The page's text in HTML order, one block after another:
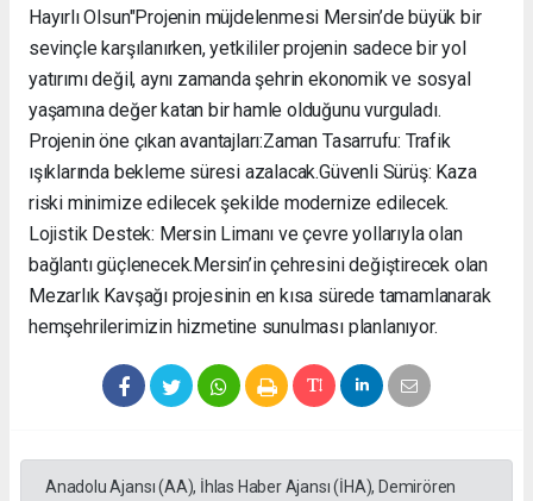
Hayırlı Olsun" ​Projenin müjdelenmesi Mersin’de büyük bir
sevinçle karşılanırken, yetkililer projenin sadece bir yol
yatırımı değil, aynı zamanda şehrin ekonomik ve sosyal
yaşamına değer katan bir hamle olduğunu vurguladı. ​
Projenin öne çıkan avantajları: ​Zaman Tasarrufu: Trafik
ışıklarında bekleme süresi azalacak. ​Güvenli Sürüş: Kaza
riski minimize edilecek şekilde modernize edilecek. ​
Lojistik Destek: Mersin Limanı ve çevre yollarıyla olan
bağlantı güçlenecek. ​Mersin’in çehresini değiştirecek olan
Mezarlık Kavşağı projesinin en kısa sürede tamamlanarak
hemşehrilerimizin hizmetine sunulması planlanıyor.
Anadolu Ajansı (AA), İhlas Haber Ajansı (İHA), Demirören